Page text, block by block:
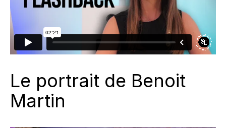
Le portrait de Benoit
Martin